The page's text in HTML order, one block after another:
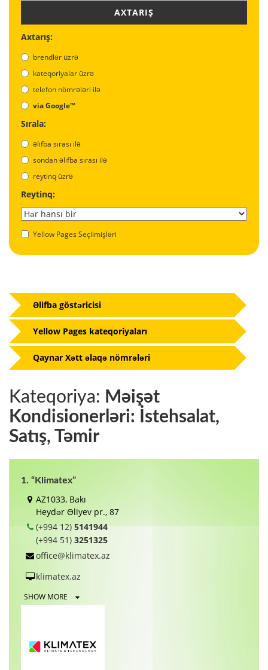
AXTARIŞ
Axtarış:
brendlər üzrə
kateqoriyalar üzrə
telefon nömrələri ilə
via Google™
Sırala:
əlifba sırası ilə
sondan əlifba sırası ilə
reytinq üzrə
Reytinq:
Yellow Pages Seçilmişləri
Kateqoriya: Məişət
Kondisionerləri: İstehsalat,
Satış, Təmir
1. “Klimatex”
AZ1033, Bakı
Heydər Əliyev pr., 87
(+994 12) 5141944
(+994 51) 3251325
office@klimatex.az
klimatex.az
SHOW MORE
Əlifba göstəricisi
Yellow Pages kateqoriyaları
Qaynar Xətt əlaqə nömrələri